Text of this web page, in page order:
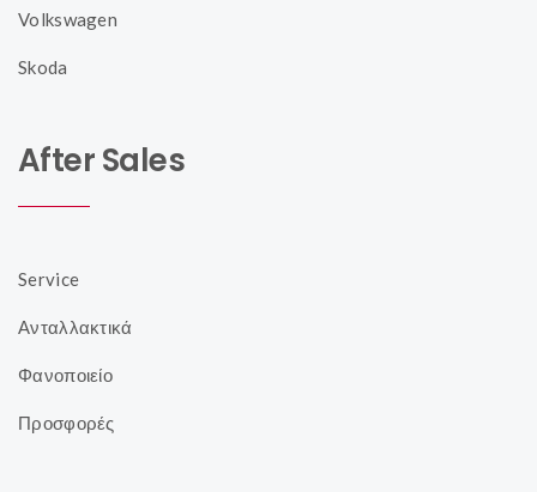
Volkswagen
Skoda
After Sales
Service
Ανταλλακτικά
Φανοποιείο
Προσφορές